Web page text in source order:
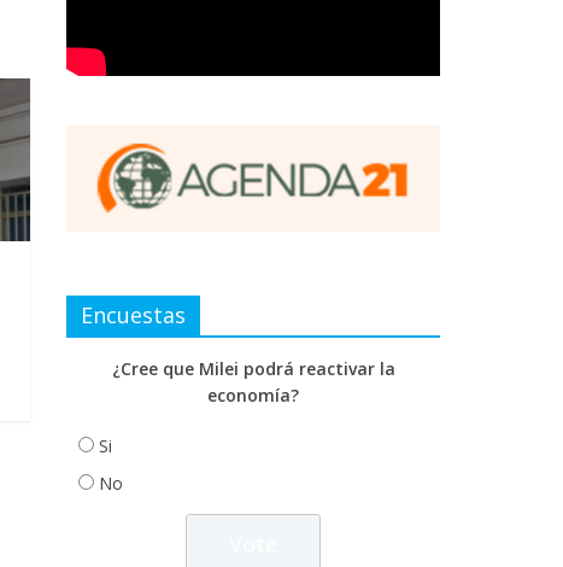
Encuestas
¿Cree que Milei podrá reactivar la
economía?
Si
No